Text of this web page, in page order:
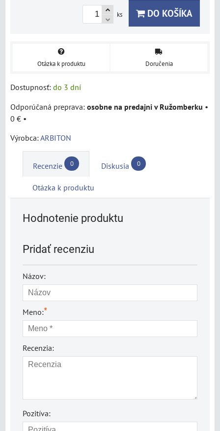
ks DO KOŠÍKA
Otázka k produktu Doručenia
Dostupnosť: do 3 dní
osobne na predajni v Ružomberku •
0 € •
Výrobca:ARBITON
Recenzie 0 Diskusia 0
Otázka k produktu
Hodnotenie produktu
Pridať recenziu
Názov:
Meno:*
Recenzia:
Pozitíva: